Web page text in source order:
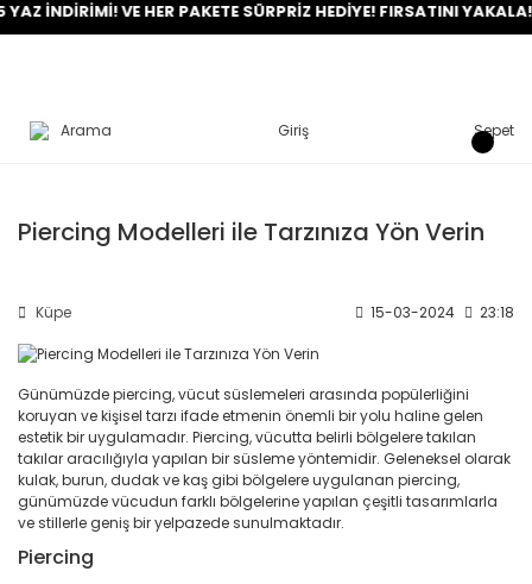
İNDİRİMİ! VE HER PAKETE SÜRPRİZ HEDİYE! FIRSATINI YAKALA!
Arama Giriş Sepet
Piercing Modelleri ile Tarzınıza Yön Verin
Küpe 15-03-2024 23:18
Günümüzde piercing, vücut süslemeleri arasında popülerliğini
koruyan ve kişisel tarzı ifade etmenin önemli bir yolu haline gelen
estetik bir uygulamadır. Piercing, vücutta belirli bölgelere takılan
takılar aracılığıyla yapılan bir süsleme yöntemidir. Geleneksel olarak
kulak, burun, dudak ve kaş gibi bölgelere uygulanan piercing,
günümüzde vücudun farklı bölgelerine yapılan çeşitli tasarımlarla
ve stillerle geniş bir yelpazede sunulmaktadır.
Piercing